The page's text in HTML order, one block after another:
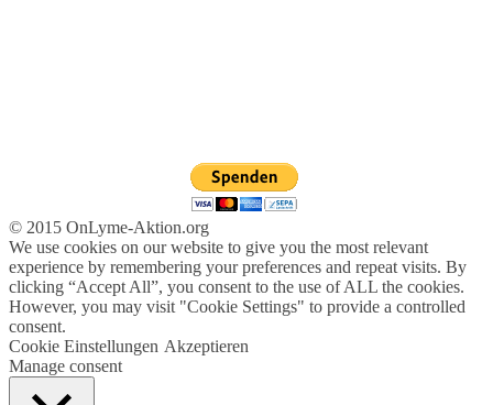
© 2015 OnLyme-Aktion.org
We use cookies on our website to give you the most relevant
experience by remembering your preferences and repeat visits. By
clicking “Accept All”, you consent to the use of ALL the cookies.
However, you may visit "Cookie Settings" to provide a controlled
consent.
Cookie Einstellungen Akzeptieren
Manage consent